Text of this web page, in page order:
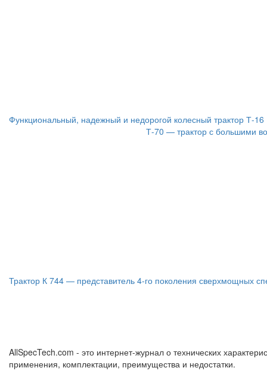
Функциональный, надежный и недорогой колесный трактор Т-16
Т-70 — трактор с большими
Трактор К 744 — представитель 4-го поколения сверхмощных
AllSpecTech.com - это интернет-журнал о технических
применения, комплектации, преимущества и недостатки.